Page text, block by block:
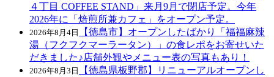
４丁目 COFFEE STAND」来月9月で閉店予定。今年
2026年に「焙煎所兼カフェ」をオープン予定。
2026年8月4日
【徳島市】オープンしたばかり「福福麻辣
湯（フクフクマーラータン）」の食レポをお寄せいた
だきました♪店舗外観やメニュー表の写真もあり！
2026年8月3日
【徳島県板野郡】リニューアルオープンし